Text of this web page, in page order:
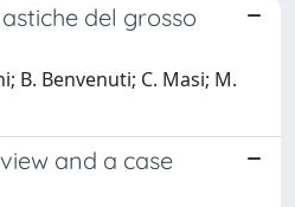
del grosso
B. Benvenuti; C. Masi; M.
and a case